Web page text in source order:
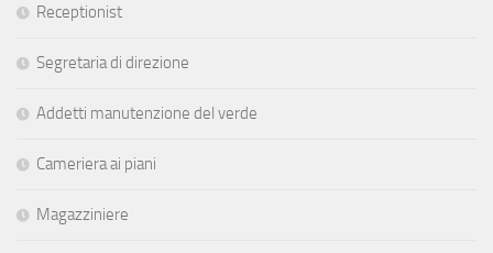
Receptionist
Segretaria di direzione
Addetti manutenzione del verde
Cameriera ai piani
Magazziniere